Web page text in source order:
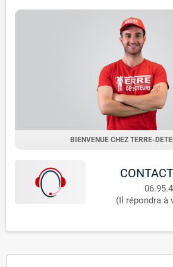
BIENVENUE CHEZ TERRE-
(Il répondra à